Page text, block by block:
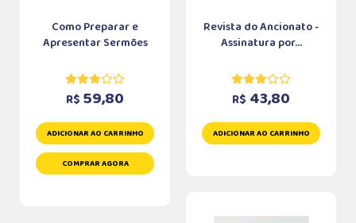
Como Preparar e
Apresentar Sermões
R$ 59,80
ADICIONAR AO CARRINHO
COMPRAR AGORA
Revista do Ancionato -
Assinatura por...
R$ 43,80
ADICIONAR AO CARRINHO